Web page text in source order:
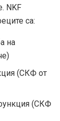
NKF
са:
на
(СКФ от
(СКФ